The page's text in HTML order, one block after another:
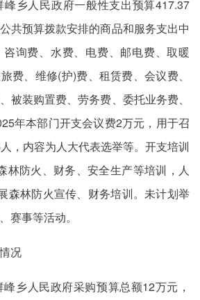
峰乡人民政府一般性支出预算417.37
共预算拨款安排的商品和服务支出中
询费、水费、电费、邮电费、取暖
费、维修(护)费、租赁费、会议费、
被装购置费、劳务费、委托业务费、
年本部门开支会议费2万元，用于召
，内容为人大代表选举等。开支培训
林防火、财务、安全生产等培训，人
森林防火宣传、财务培训。未计划举
赛事等活动。
情况
乡人民政府采购预算总额12万元，